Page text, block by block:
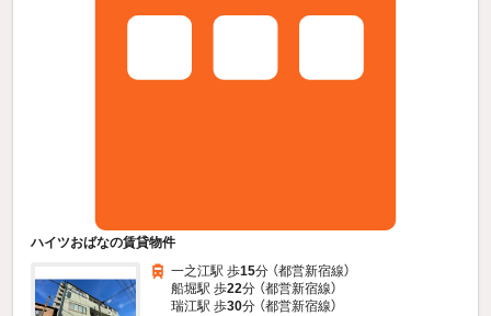
ハイツおばなの賃貸物件
一之江駅 歩15分 （都営新宿線）
船堀駅 歩22分 （都営新宿線）
瑞江駅 歩30分 （都営新宿線）